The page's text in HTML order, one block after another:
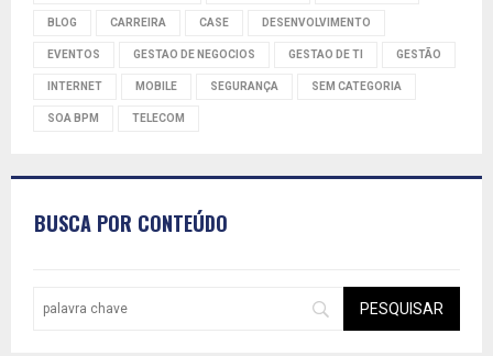
BLOG CARREIRA CASE DESENVOLVIMENTO
EVENTOS GESTAO DE NEGOCIOS GESTAO DE TI GESTÃO
INTERNET MOBILE SEGURANÇA SEM CATEGORIA
SOA BPM TELECOM
BUSCA POR CONTEÚDO